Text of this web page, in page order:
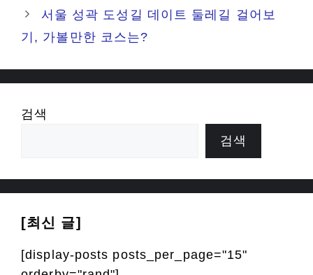
서울 성곽 도성길 데이트 둘레길 걸어보
기, 가볼만한 코스는?
검색
검색
[최신 글]
[display-posts posts_per_page="15"